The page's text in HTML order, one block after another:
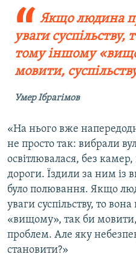
Якщо людина
уваги суспільству,
тому іншому
мовити,
Умер Ібрагімов
«На нього вже
не просто так: вибрали
освітлювалася, без камер,
дороги. Їздили за ним
було полювання. Якщо
уваги суспільству, то
«вищому», так би мовити,
проблем. Але яку
становити?»